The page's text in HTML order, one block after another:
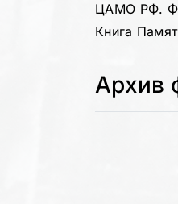
ЦАМО РФ. Ф.
Книга
Архив